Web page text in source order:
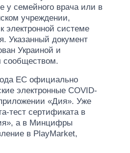
у семейного врача или в
учреждении,
электронной системе
Указанный документ
Украиной и
ЕС официально
электронные COVID-
«Дия». Уже
тест сертификата в
а в Минцифры
в PlayMarket,